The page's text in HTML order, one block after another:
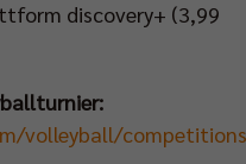
discovery+ (3,99
volleyball/